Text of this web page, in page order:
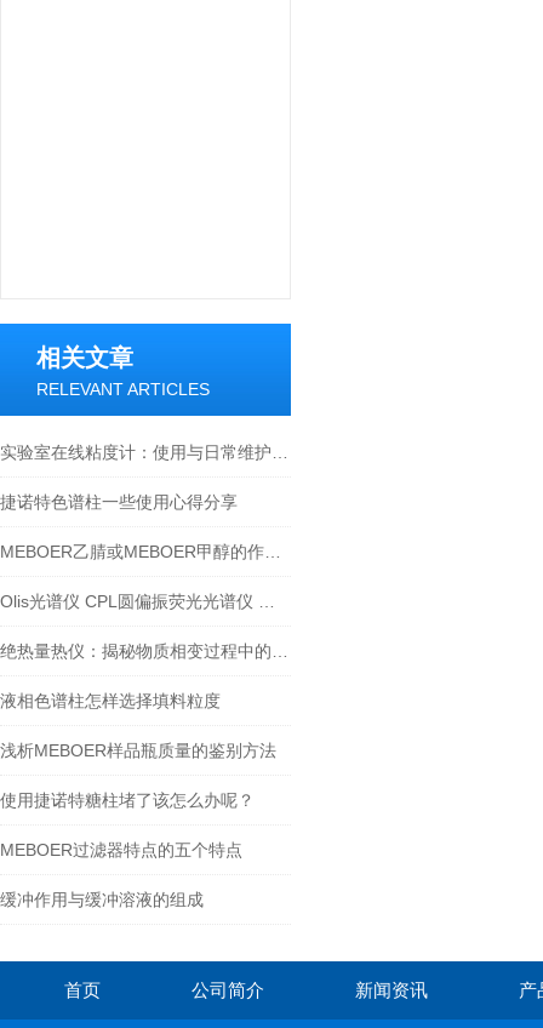
相关文章
RELEVANT ARTICLES
捷诺特色谱柱一些使用心得分享
液相色谱柱怎样选择填料粒度
浅析MEBOER样品瓶质量的鉴别方法
使用捷诺特糖柱堵了该怎么办呢？
MEBOER过滤器特点的五个特点
缓冲作用与缓冲溶液的组成
首页 公司简介 新闻资讯 产